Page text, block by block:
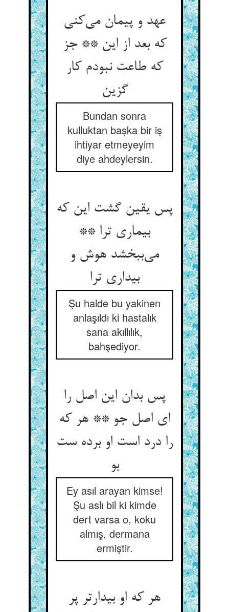
عهد و پیمان می‌‌کنی
که بعد از این ** جز
که طاعت نبودم کار
گزین‌‌
Bundan sonra
kulluktan başka bir iş
ihtiyar etmeyeyim
diye ahdeylersin.
پس یقین گشت این که
بیماری ترا **
می‌‌ببخشد هوش و
بیداری ترا
Şu halde bu yakinen
anlaşıldı ki hastalık
sana akıllılık,
bahşediyor.
پس بدان این اصل را
ای اصل جو ** هر که
را درد است او برده ست
بو
Ey asıl arayan kimse!
Şu aslı bil ki kimde
dert varsa o, koku
almış, dermana
ermiştir.
هر که او بیدارتر پر